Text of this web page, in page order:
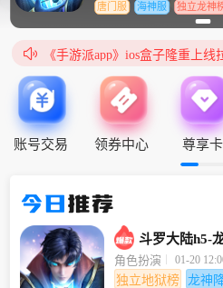
唐门服 海神服 独立龙神

《手游派app》ios盒子隆重上线
账号交易 领券中心 尊享卡
今日推荐
斗罗大陆h5-
角色扮演 01-20
独立地狱榜 龙神